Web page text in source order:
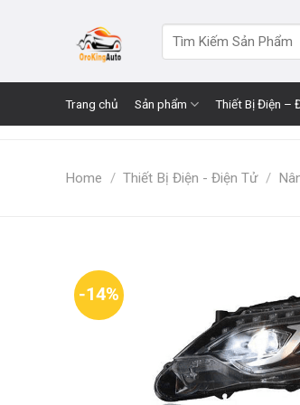
for:
Trang chủ Sản phẩm Thiết Bị Điện –
Home / Thiết Bị Điện - Điện Tử /
-14%